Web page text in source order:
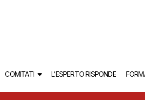
COMITATI L’ESPERTO RISPONDE